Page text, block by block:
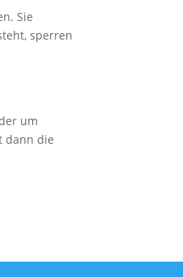
Sie
sperren
um
dann die